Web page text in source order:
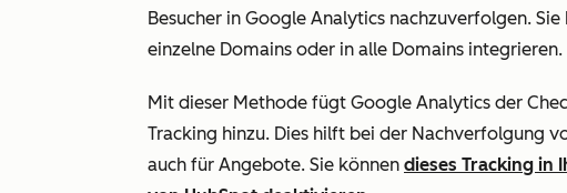
Besucher in Google Analytics nachzuverfolgen.
einzelne Domains oder in alle Domains integrieren.
Mit dieser Methode fügt Google Analytics der
Tracking hinzu. Dies hilft bei der Nachverfolgung
auch für Angebote. Sie können dieses Tracking in